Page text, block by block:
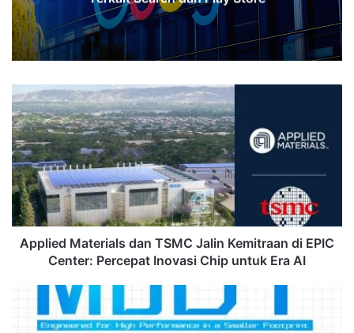
Applied
Materials
dan
TSMC
Jalin
Kemitraan
di
EPIC
Center:
Percepat
Applied Materials dan TSMC Jalin Kemitraan di EPIC
Center: Percepat Inovasi Chip untuk Era AI
Motherboard